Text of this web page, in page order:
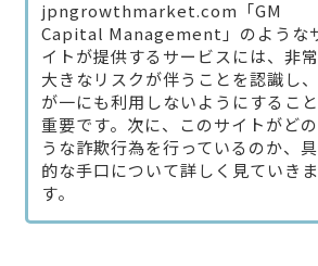
jpngrowthmarket.com「GM
Capital Management」のような
イトが提供するサービスには、非
大きなリスクが伴うことを認識し
が一にも利用しないようにするこ
重要です。次に、このサイトがど
うな詐欺行為を行っているのか、
的な手口について詳しく見ていきま
す。